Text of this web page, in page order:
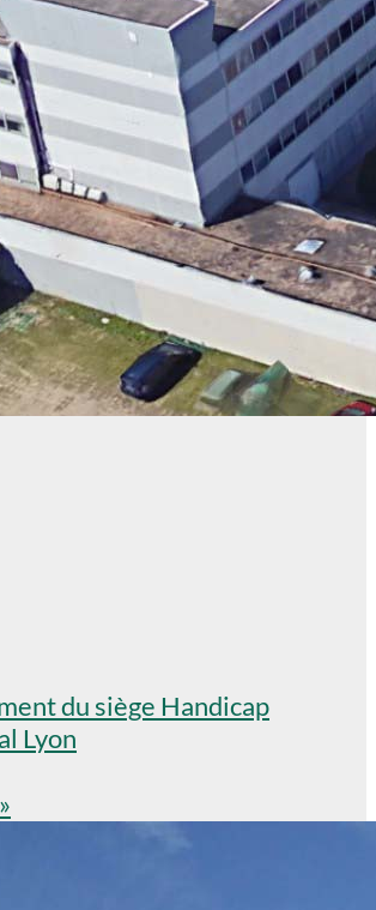
du siège Handicap
Lyon